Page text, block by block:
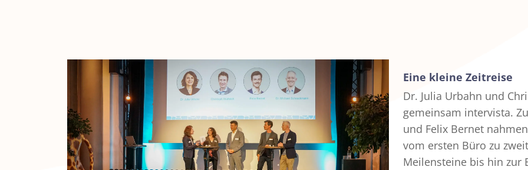
Eine kleine Zeitreise
Dr. Julia Urbahn und
gemeinsam intervista.
und Felix Bernet
vom ersten Büro zu
Meilensteine bis hin zur